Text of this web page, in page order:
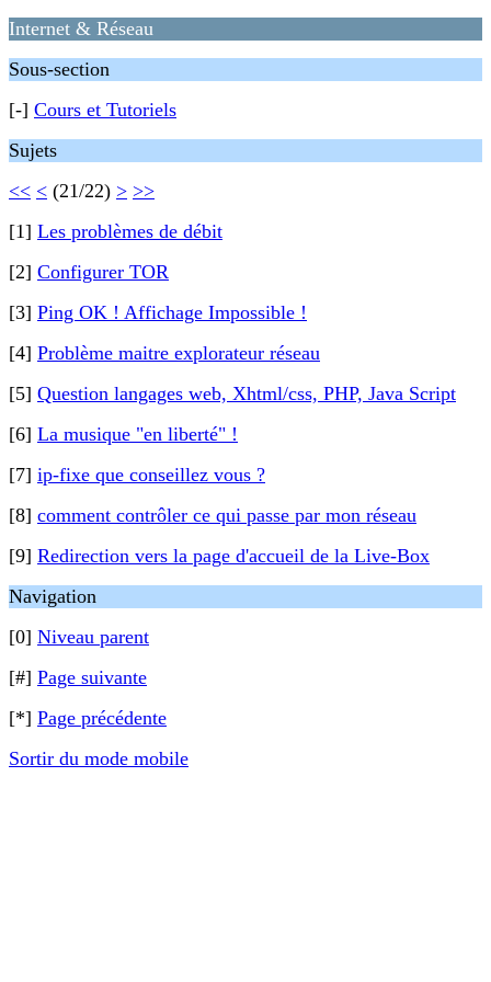
Internet & Réseau
Sous-section
[-] Cours et Tutoriels
Sujets
<< < (21/22) > >>
[1] Les problèmes de débit
[2] Configurer TOR
[3] Ping OK ! Affichage Impossible !
[4] Problème maitre explorateur réseau
[5] Question langages web, Xhtml/css, PHP, Java Script
[6] La musique "en liberté" !
[7] ip-fixe que conseillez vous ?
[8] comment contrôler ce qui passe par mon réseau
[9] Redirection vers la page d'accueil de la Live-Box
Navigation
[0] Niveau parent
[#] Page suivante
[*] Page précédente
Sortir du mode mobile